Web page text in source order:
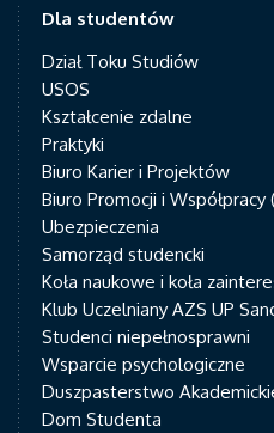
Dla studentów
Dział Toku Studiów
USOS
Kształcenie zdalne
Praktyki
Biuro Karier i Projektów
Biuro Promocji i Współpracy
Ubezpieczenia
Samorząd studencki
Koła naukowe i koła
Klub Uczelniany AZS UP
Studenci niepełnosprawni
Wsparcie psychologiczne
Duszpasterstwo
Dom Studenta